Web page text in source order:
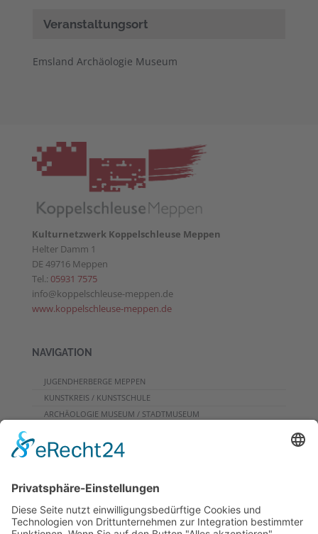
Veranstaltungsort
Emsland Archäologie Museum
Kulturnetzwerk Koppelschleuse Meppen
Helter Damm 1
DE 49716 Meppen
Tel.: 05931 7575
info@koppelschleuse-meppen.de
www.koppelschleuse-meppen.de
NAVIGATION
JUGENDHERBERGE MEPPEN
KUNSTKREIS / KUNSTSCHULE
ARCHÄOLOGIE MUSEUM / STADTMUSEUM
PROGRAMME FÜR GRUPPEN
DOWNLOADS